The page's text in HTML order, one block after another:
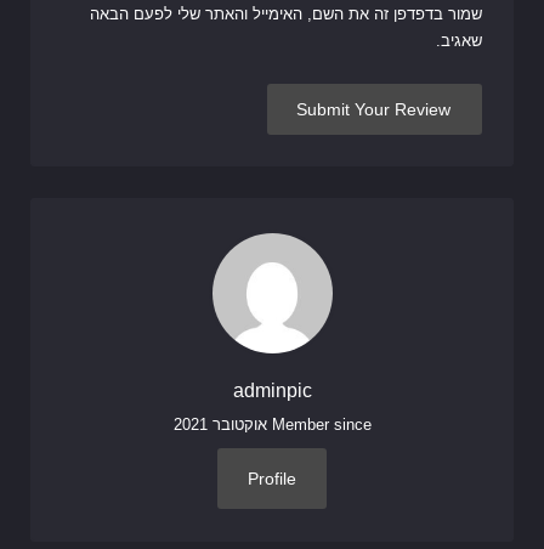
שמור בדפדפן זה את השם, האימייל והאתר שלי לפעם הבאה
שאגיב.
adminpic
Member since אוקטובר 2021
Profile